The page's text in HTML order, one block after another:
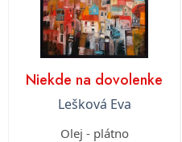
Niekde na dovolenke
Lešková Eva
Olej - plátno